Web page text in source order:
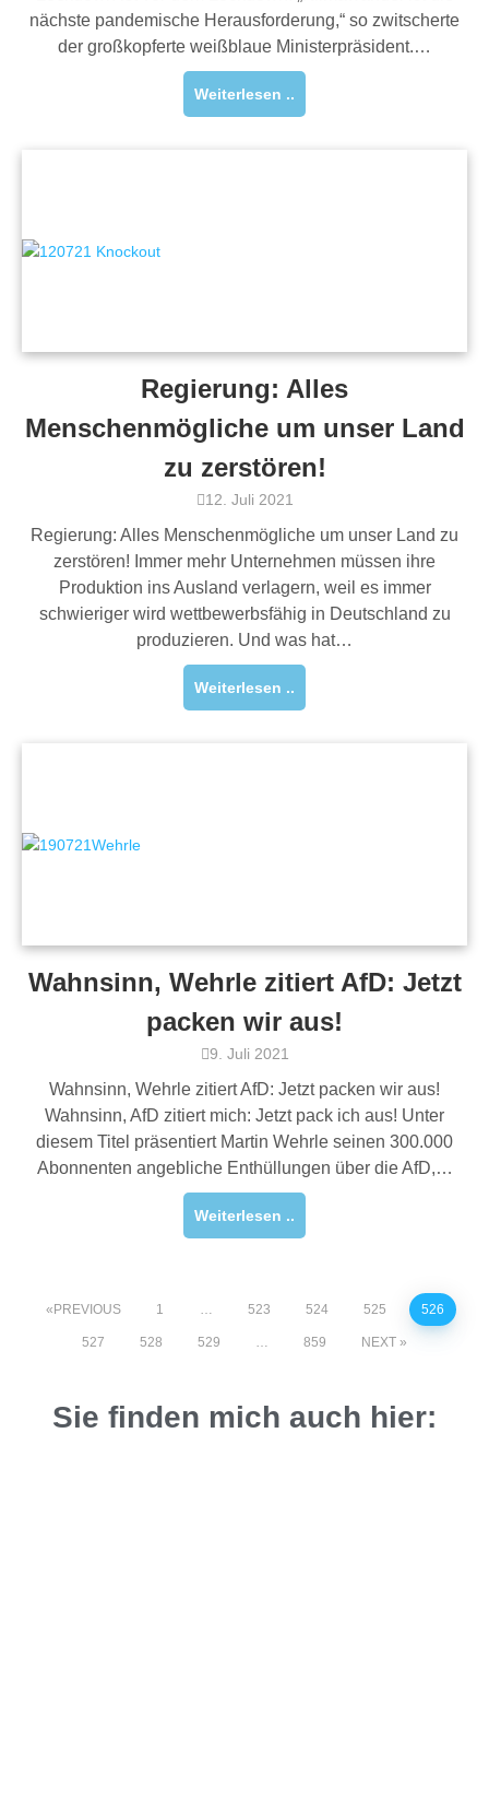
nächste pandemische Herausforderung,“ so zwitscherte
der großkopferte weißblaue Ministerpräsident.…
Weiterlesen ..
Regierung: Alles
Menschenmögliche um unser Land
zu zerstören!
12. Juli 2021
Regierung: Alles Menschenmögliche um unser Land zu
zerstören! Immer mehr Unternehmen müssen ihre
Produktion ins Ausland verlagern, weil es immer
schwieriger wird wettbewerbsfähig in Deutschland zu
produzieren. Und was hat…
Weiterlesen ..
Wahnsinn, Wehrle zitiert AfD: Jetzt
packen wir aus!
9. Juli 2021
Wahnsinn, Wehrle zitiert AfD: Jetzt packen wir aus!
Wahnsinn, AfD zitiert mich: Jetzt pack ich aus! Unter
diesem Titel präsentiert Martin Wehrle seinen 300.000
Abonnenten angebliche Enthüllungen über die AfD,…
Weiterlesen ..
PREVIOUS 1 … 523 524 525 526
527 528 529 … 859 NEXT
Sie finden mich auch hier: